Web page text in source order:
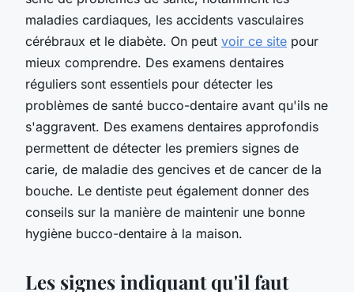
maladies cardiaques, les accidents vasculaires
cérébraux et le diabète. On peut voir ce site pour
mieux comprendre. Des examens dentaires
réguliers sont essentiels pour détecter les
problèmes de santé bucco-dentaire avant qu'ils ne
s'aggravent. Des examens dentaires approfondis
permettent de détecter les premiers signes de
carie, de maladie des gencives et de cancer de la
bouche. Le dentiste peut également donner des
conseils sur la manière de maintenir une bonne
hygiène bucco-dentaire à la maison.
Les signes indiquant qu'il faut